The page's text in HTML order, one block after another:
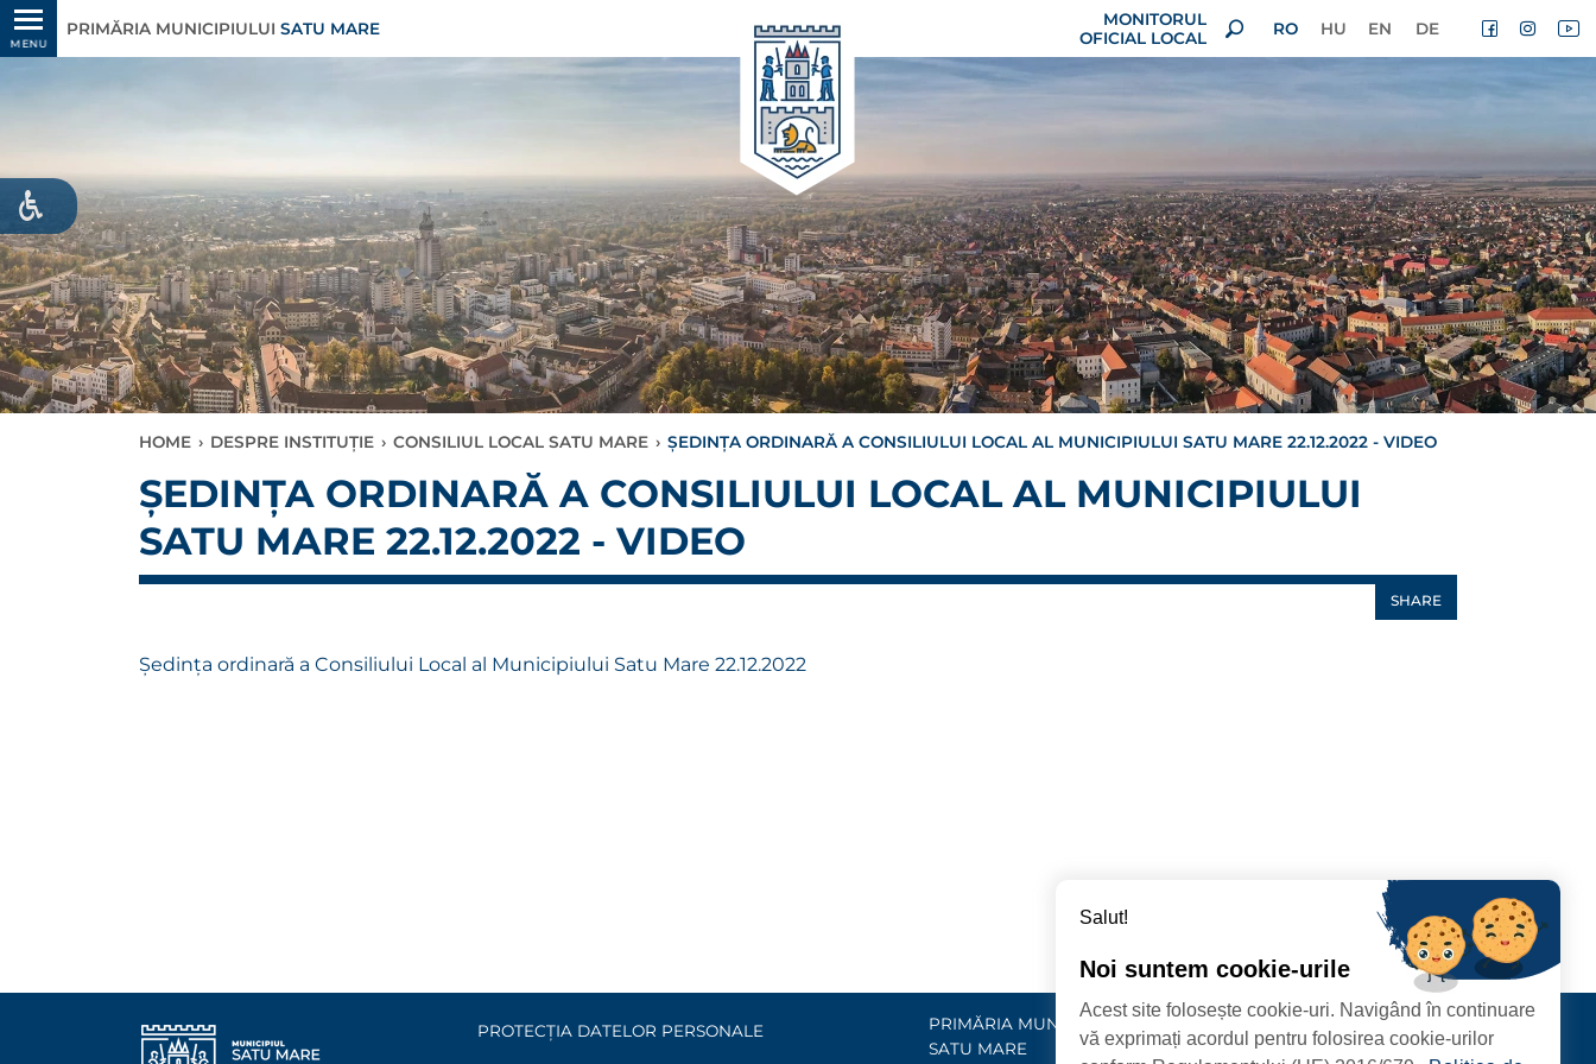
MENU
PRIMĂRIA MUNICIPIULUI SATU MARE
MONITORUL
OFICIAL LOCAL
RO HU EN DE
HOME › DESPRE INSTITUȚIE › CONSILIUL LOCAL SATU MARE › ȘEDINȚA ORDINARĂ A CONSILIULUI LOCAL AL MUNICIPIULUI SATU MARE 22.12.2022 - VIDEO
ȘEDINȚA ORDINARĂ A CONSILIULUI LOCAL AL MUNICIPIULUI
SATU MARE 22.12.2022 - VIDEO
SHARE
Ședința ordinară a Consiliului Local al Municipiului Satu Mare 22.12.2022
PROTECȚIA DATELOR PERSONALE
PRIMĂRIA MUNICIPIULUI
SATU MARE
Contact
Salut!
Noi suntem cookie-urile
Acest site folosește cookie-uri. Navigând în continuare
vă exprimați acordul pentru folosirea cookie-urilor